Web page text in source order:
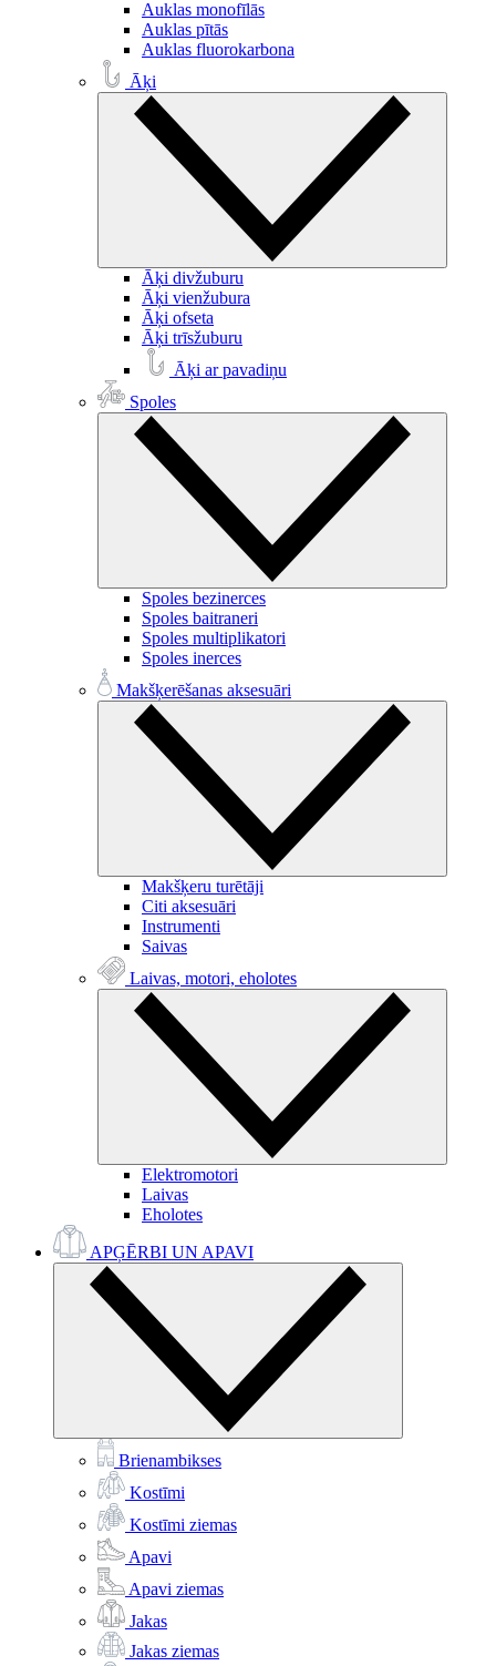
Auklas monofīlās
Auklas pītās
Auklas fluorokarbona
Āķi
Āķi divžuburu
Āķi vienžubura
Āķi ofseta
Āķi trīsžuburu
Āķi ar pavadiņu
Spoles
Spoles bezinerces
Spoles baitraneri
Spoles multiplikatori
Spoles inerces
Makšķerēšanas aksesuāri
Makšķeru turētāji
Citi aksesuāri
Instrumenti
Saivas
Laivas, motori, eholotes
Elektromotori
Laivas
Eholotes
APĢĒRBI UN APAVI
Brienambikses
Kostīmi
Kostīmi ziemas
Apavi
Apavi ziemas
Jakas
Jakas ziemas